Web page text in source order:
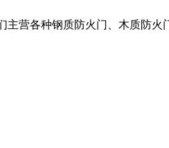
营各种钢质防火门、木质防